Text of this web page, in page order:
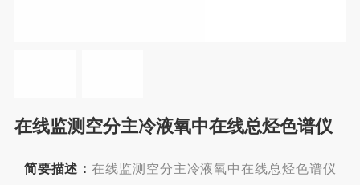
在线监测空分主冷液氧中在线总烃色谱仪
简要描述： 在线监测空分主冷液氧中在线总烃色谱仪